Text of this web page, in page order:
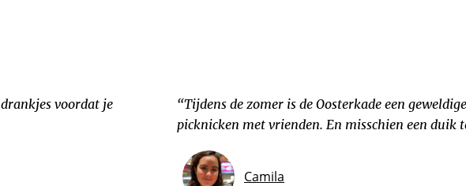
voordat je
“Tijdens de zomer is de Oosterkade een
picknicken met vrienden. En misschien een duik
Camila